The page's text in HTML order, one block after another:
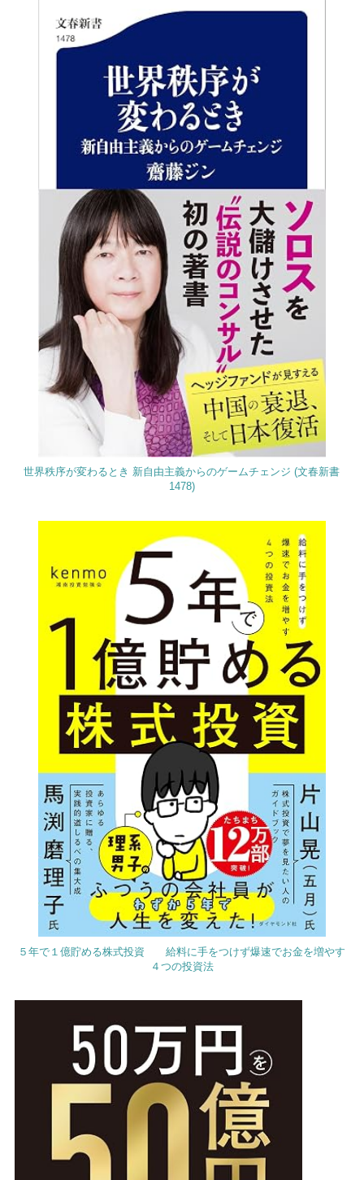
世界秩序が変わるとき 新自由主義からのゲームチェンジ (文春新書
1478)
５年で１億貯める株式投資 給料に手をつけず爆速でお金を増やす
４つの投資法